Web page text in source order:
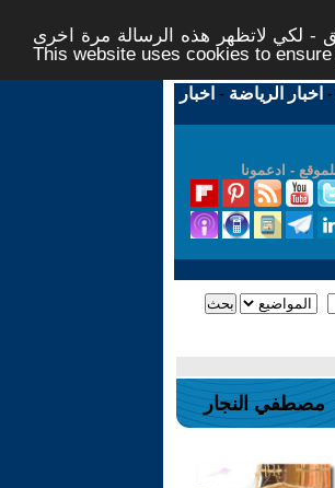
- لكي لاتظهر هذه الرسالة مرة اخرى -
This website uses cookies to
- اخبار الرياضة - اخبار
- ادعمونا
مصطفي النجار